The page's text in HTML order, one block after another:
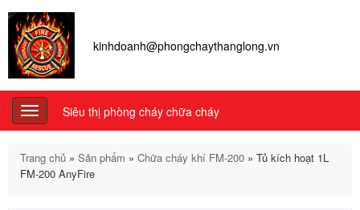
kinhdoanh@phongchaythanglong.vn
Toggle
navigation
Siêu thị phòng cháy chữa cháy
Trang chủ » Sản phẩm » Chữa cháy khí FM-200 » Tủ kích hoạt 1L
FM-200 AnyFire